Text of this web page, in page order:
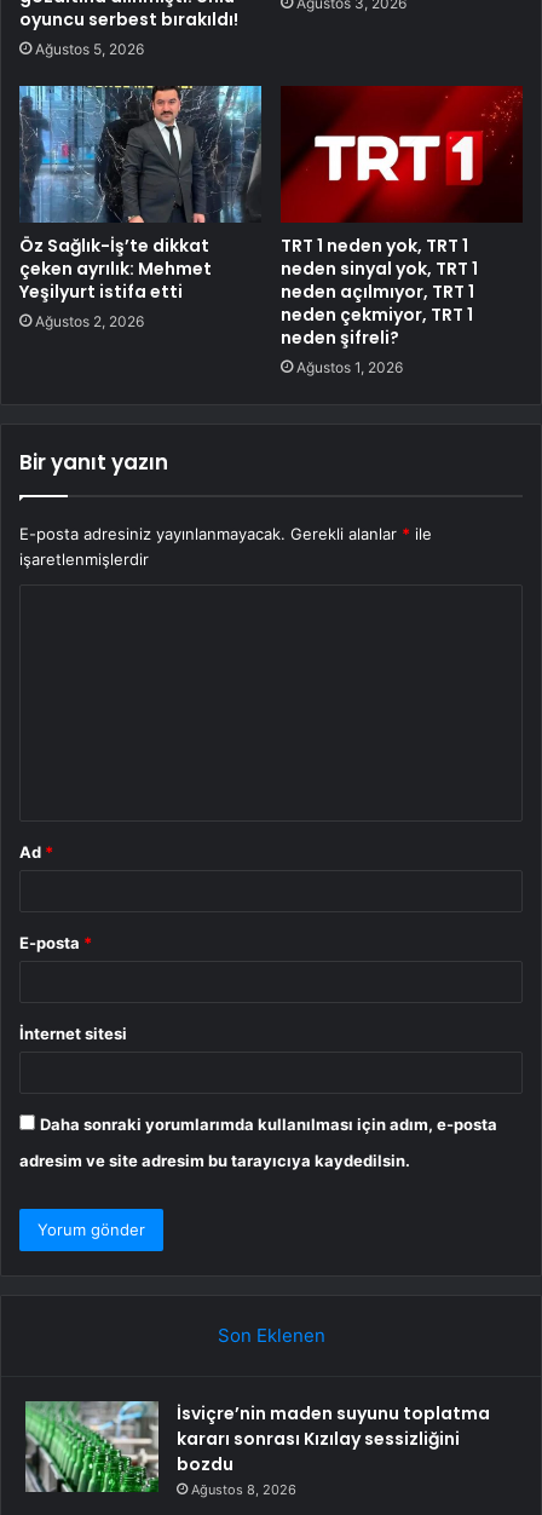
oyuncu serbest bırakıldı!
Ağustos 5, 2026
Öz Sağlık-İş’te dikkat
çeken ayrılık: Mehmet
Yeşilyurt istifa etti
Ağustos 2, 2026
TRT 1 neden yok, TRT 1
neden sinyal yok, TRT 1
neden açılmıyor, TRT 1
neden çekmiyor, TRT 1
neden şifreli?
Ağustos 1, 2026
Bir yanıt yazın
E-posta adresiniz yayınlanmayacak. Gerekli alanlar * ile
işaretlenmişlerdir
Ad *
E-posta *
İnternet sitesi
Daha sonraki yorumlarımda kullanılması için adım, e-posta
adresim ve site adresim bu tarayıcıya kaydedilsin.
Son Eklenen
İsviçre’nin maden suyunu toplatma
kararı sonrası Kızılay sessizliğini
bozdu
Ağustos 8, 2026